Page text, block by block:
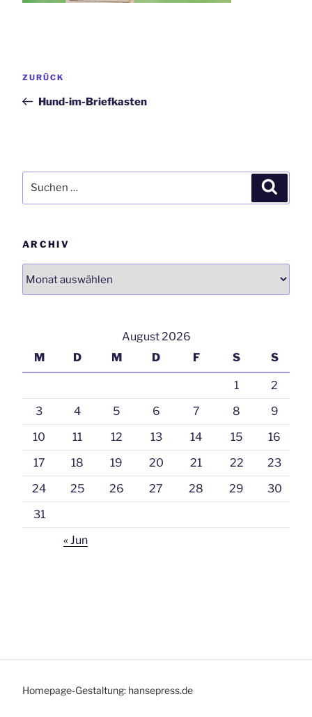
Vorheriger
ZURÜCK
Hund-im-Briefkasten
nach:
ARCHIV
August 2026
M
D M D F S S
1
2
3
4 5 6 7 8
9
10
11 12 13 14 15
16
17
18 19 20 21 22
23
24
25 26 27 28 29
30
31
« Jun
Homepage-Gestaltung: hansepress.de